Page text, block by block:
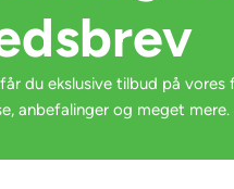
du ekslusive tilbud på
anbefalinger og meget mere.